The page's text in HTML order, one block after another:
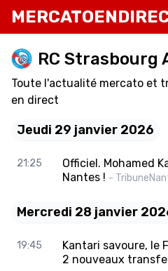
RC Strasbourg
Toute l'actualité mercato et
en direct
Jeudi 29 janvier 2026
21:25
Officiel. Mohamed
Nantes ! -
Mercredi 28 janvier
19:45
Kantari savoure, le
2 nouveaux